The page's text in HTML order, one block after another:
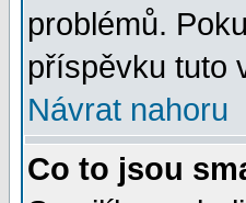
problémů.
příspěvku tuto
Návrat nahoru
Co to jsou